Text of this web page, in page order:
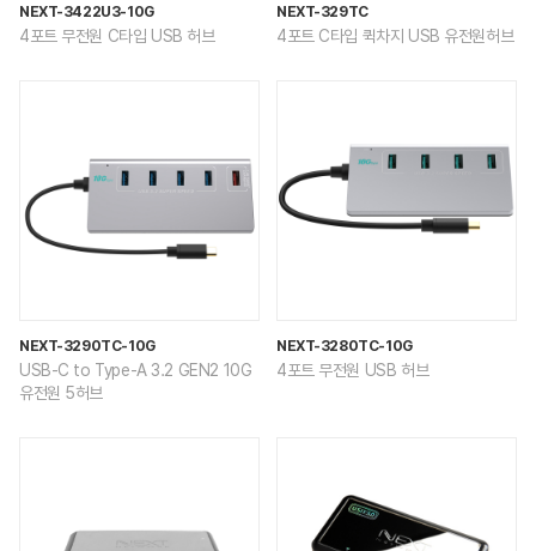
NEXT-3422U3-10G
4포트 무전원 C타입 USB 허브
NEXT-329TC
4포트 C타입 퀵차지 USB 유전원허브
NEXT-3290TC-10G
USB-C to Type-A 3.2 GEN2 10G
유전원 5허브
NEXT-3280TC-10G
4포트 무전원 USB 허브